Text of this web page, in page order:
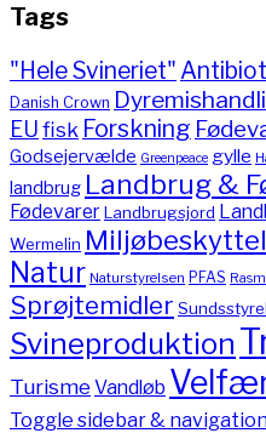
Tags
"Hele Svineriet"
Danish Crown
EUfisk Forskning
Godsejervælde Greenpeace gylle
landbrug Landbrug &
FødevarerLandbrugsjord
Wermelin
Natur Naturstyrelsen PFAS
Sprøjtemidler
Svineproduktion
TurismeVandløb
Toggle sidebar &